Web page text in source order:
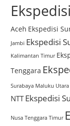
Aceh Ekspedisi
Jambi Ekspedisi
Kalimantan Timur
Tenggara
Surabaya Maluku Utara
NTTEkspedisi
Nusa Tenggara Timur